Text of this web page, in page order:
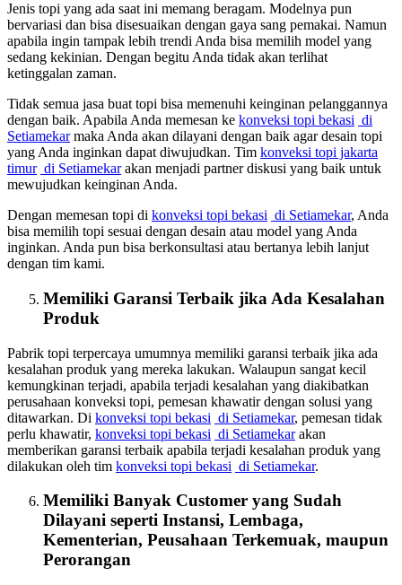
Jenis topi yang ada saat ini memang beragam. Modelnya pun
bervariasi dan bisa disesuaikan dengan gaya sang pemakai. Namun
apabila ingin tampak lebih trendi Anda bisa memilih model yang
sedang kekinian. Dengan begitu Anda tidak akan terlihat
ketinggalan zaman.
Tidak semua jasa buat topi bisa memenuhi keinginan pelanggannya
dengan baik. Apabila Anda memesan ke konveksi topi bekasi di
Setiamekarmaka Anda akan dilayani dengan baik agar desain topi
yang Anda inginkan dapat diwujudkan. Tim konveksi topi jakarta
timur di Setiamekarakan menjadi partner diskusi yang baik untuk
mewujudkan keinginan Anda.
Dengan memesan topi di konveksi topi bekasi di Setiamekar, Anda
bisa memilih topi sesuai dengan desain atau model yang Anda
inginkan. Anda pun bisa berkonsultasi atau bertanya lebih lanjut
dengan tim kami.
Memiliki Garansi Terbaik jika Ada Kesalahan
Produk
Pabrik topi terpercaya umumnya memiliki garansi terbaik jika ada
kesalahan produk yang mereka lakukan. Walaupun sangat kecil
kemungkinan terjadi, apabila terjadi kesalahan yang diakibatkan
perusahaan konveksi topi, pemesan khawatir dengan solusi yang
ditawarkan. Di konveksi topi bekasi di Setiamekar, pemesan tidak
perlu khawatir, konveksi topi bekasi di Setiamekarakan
memberikan garansi terbaik apabila terjadi kesalahan produk yang
dilakukan oleh tim konveksi topi bekasi di Setiamekar.
Memiliki Banyak Customer yang Sudah
Dilayani seperti Instansi, Lembaga,
Kementerian, Peusahaan Terkemuak, maupun
Perorangan